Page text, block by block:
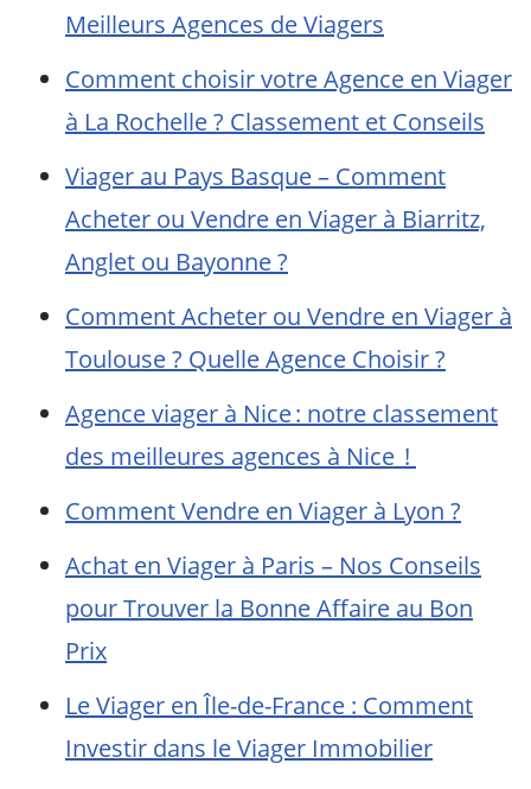
Meilleurs Agences de Viagers
Comment choisir votre Agence en Viager
à La Rochelle ? Classement et Conseils
Viager au Pays Basque – Comment
Acheter ou Vendre en Viager à Biarritz,
Anglet ou Bayonne ?
Comment Acheter ou Vendre en Viager à
Toulouse ? Quelle Agence Choisir ?
Agence viager à Nice : notre classement
des meilleures agences à Nice !
Comment Vendre en Viager à Lyon ?
Achat en Viager à Paris – Nos Conseils
pour Trouver la Bonne Affaire au Bon
Prix
Le Viager en Île-de-France : Comment
Investir dans le Viager Immobilier